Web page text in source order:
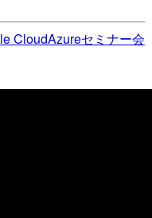
CloudAzureセミナー会